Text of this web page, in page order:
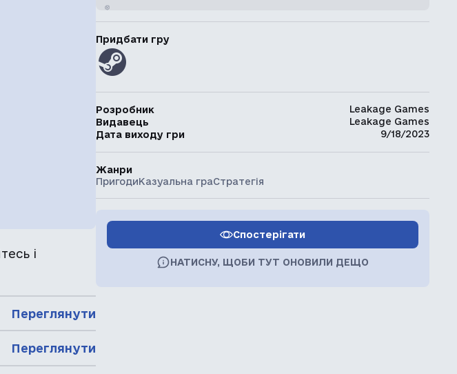
і
Переглянути
Переглянути
Придбати гру
Розробник
Leakage Games
Видавець
Leakage Games
Дата виходу гри
9/18/2023
Жанри
ПригодиКазуальна граСтратегія
Спостерігати
НАТИСНУ, ЩОБИ ТУТ ОНОВИЛИ ДЕЩО